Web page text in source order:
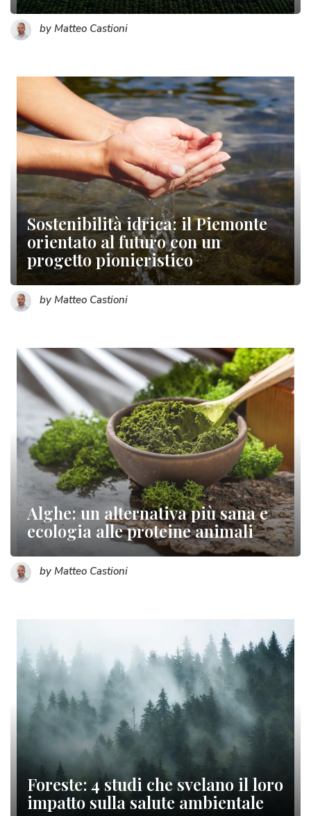
by Matteo Castioni
Sostenibilità idrica: il Piemonte
orientato al futuro con un
progetto pionieristico
by Matteo Castioni
Alghe: un alternativa più sana e
ecologia alle proteine animali
by Matteo Castioni
Foreste: 4 studi che svelano il loro
impatto sulla salute ambientale